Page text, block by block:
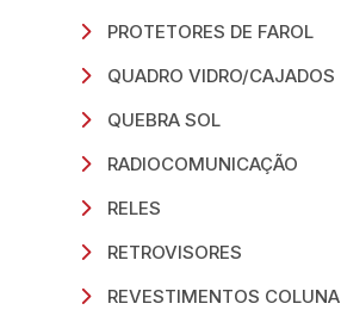
PROTETORES DE FAROL
QUADRO VIDRO/CAJADOS
QUEBRA SOL
RADIOCOMUNICAÇÃO
RELES
RETROVISORES
REVESTIMENTOS COLUNA